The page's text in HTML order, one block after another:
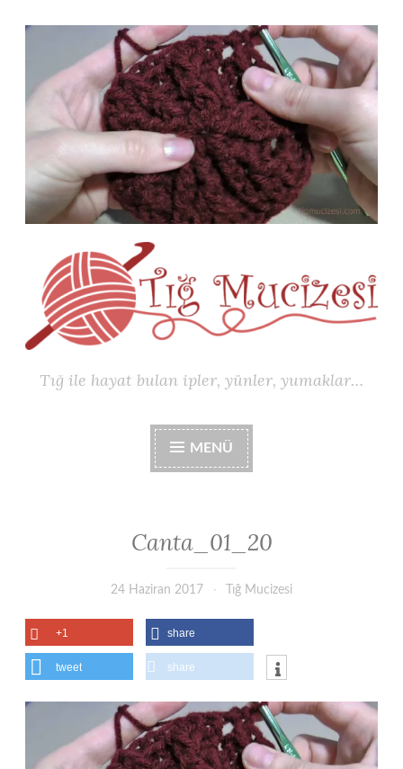
İçeriğe
Tığ ile hayat bulan ipler, yünler, yumaklar…
MENÜ
Canta_01_20
24 Haziran 2017 Tığ Mucizesi
+1 share
tweet share